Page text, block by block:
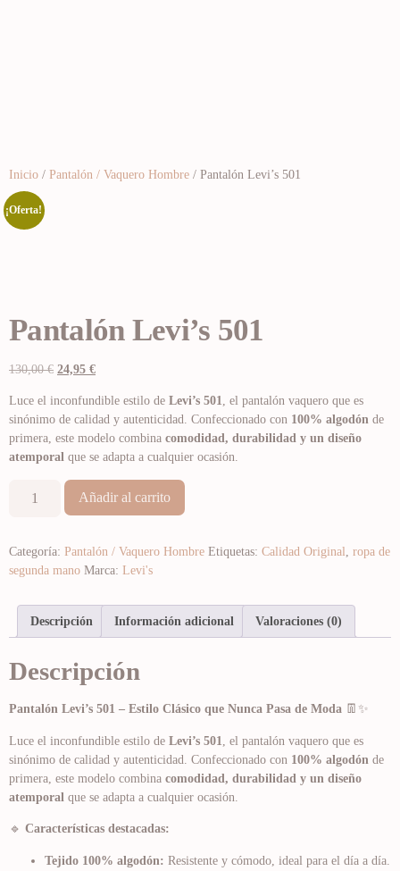
Inicio / Pantalón / Vaquero Hombre / Pantalón Levi’s 501
¡Oferta!
Pantalón Levi’s 501
130,00€ 24,95 €
Luce el inconfundible estilo de Levi’s 501, el pantalón vaquero que es
sinónimo de calidad y autenticidad. Confeccionado con 100% algodón de
primera, este modelo combina comodidad, durabilidad y un diseño
atemporal que se adapta a cualquier ocasión.
Añadir al carrito
Categoría: Pantalón / Vaquero Hombre Etiquetas: Calidad Original
ropa de
segunda mano Marca: Levi's
Descripción Información adicional Valoraciones (0)
Descripción
Pantalón Levi’s 501 – Estilo Clásico que Nunca Pasa de Moda 👖✨
Luce el inconfundible estilo de Levi’s 501
, el pantalón vaquero que es
sinónimo de calidad y autenticidad. Confeccionado con 100% algodón de
primera, este modelo combina comodidad, durabilidad y un diseño
atemporal que se adapta a cualquier ocasión.
🔹 Características destacadas:
Tejido 100% algodón: Resistente y cómodo, ideal para el día a día.